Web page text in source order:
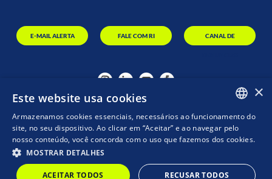
E-MAIL ALERTA FALE COM RI CANAL DE
POWERED BY
PORTUGUESE
ENGLISH
×
Este website usa cookies
Armazenamos cookies essenciais, necessários ao funcionamento do
site, no seu dispositivo. Ao clicar em “Aceitar” e ao navegar pelo
nosso conteúdo, você concorda com o uso que fazemos dos cookies.
MOSTRAR DETALHES
ACEITAR TODOS RECUSAR TODOS